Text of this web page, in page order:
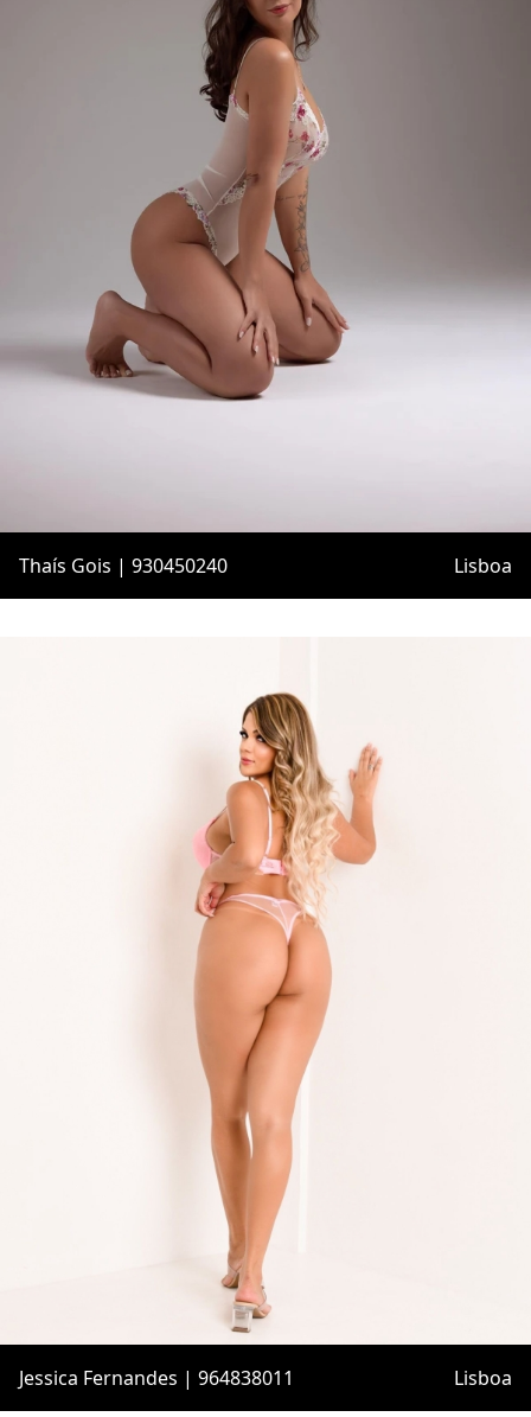
Thaís Gois | 930450240 Lisboa
Jessica Fernandes | 964838011 Lisboa